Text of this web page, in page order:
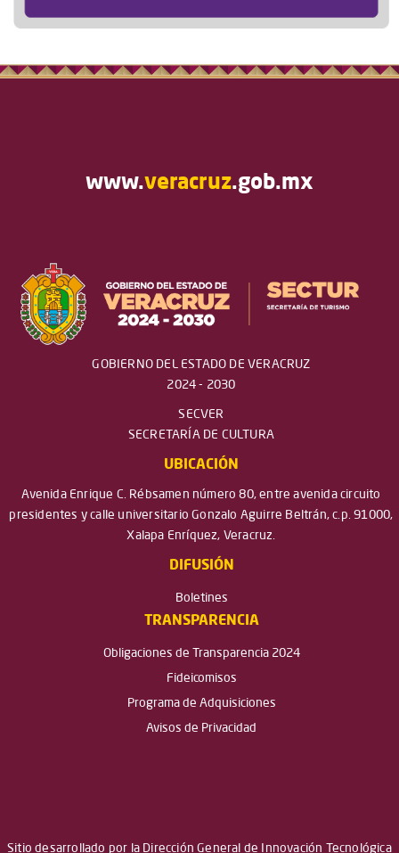
www.veracruz.gob.mx
GOBIERNO DEL ESTADO DE VERACRUZ
2024 - 2030
SECVER
SECRETARÍA DE CULTURA
UBICACIÓN
Avenida Enrique C. Rébsamen número 80, entre avenida circuito
presidentes y calle universitario Gonzalo Aguirre Beltrán, c.p. 91000,
Xalapa Enríquez, Veracruz.
DIFUSIÓN
Boletines
TRANSPARENCIA
Obligaciones de Transparencia 2024
Fideicomisos
Programa de Adquisiciones
Avisos de Privacidad
Sitio desarrollado por la Dirección General de Innovación Tecnológica